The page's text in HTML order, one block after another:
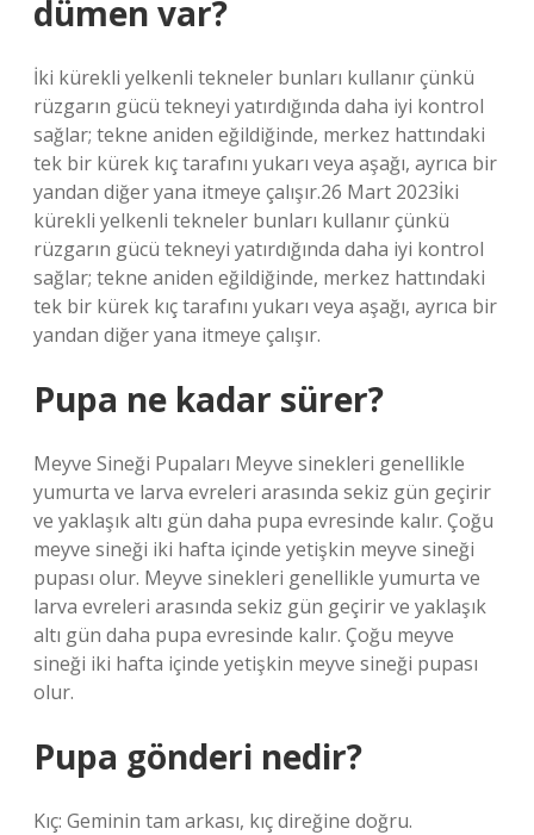
dümen var?
İki kürekli yelkenli tekneler bunları kullanır çünkü
rüzgarın gücü tekneyi yatırdığında daha iyi kontrol
sağlar; tekne aniden eğildiğinde, merkez hattındaki
tek bir kürek kıç tarafını yukarı veya aşağı, ayrıca bir
yandan diğer yana itmeye çalışır.26 Mart 2023İki
kürekli yelkenli tekneler bunları kullanır çünkü
rüzgarın gücü tekneyi yatırdığında daha iyi kontrol
sağlar; tekne aniden eğildiğinde, merkez hattındaki
tek bir kürek kıç tarafını yukarı veya aşağı, ayrıca bir
yandan diğer yana itmeye çalışır.
Pupa ne kadar sürer?
Meyve Sineği Pupaları Meyve sinekleri genellikle
yumurta ve larva evreleri arasında sekiz gün geçirir
ve yaklaşık altı gün daha pupa evresinde kalır. Çoğu
meyve sineği iki hafta içinde yetişkin meyve sineği
pupası olur. Meyve sinekleri genellikle yumurta ve
larva evreleri arasında sekiz gün geçirir ve yaklaşık
altı gün daha pupa evresinde kalır. Çoğu meyve
sineği iki hafta içinde yetişkin meyve sineği pupası
olur.
Pupa gönderi nedir?
Kıç: Geminin tam arkası, kıç direğine doğru.